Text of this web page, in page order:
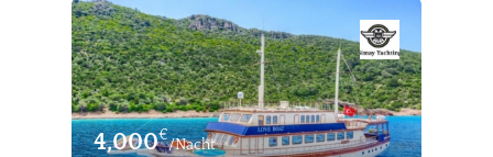
4,000€
/Nacht